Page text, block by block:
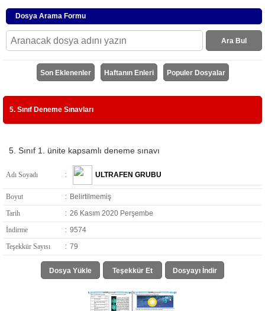
Dosya Arama Formu
Ara Bul
Son Eklenenler Haftanın Enleri Populer Dosyalar
5. Sınıf Deneme Sınavları
5. Sınıf 1. ünite kapsamlı deneme sınavı
Adı Soyadı : ULTRAFEN GRUBU
Boyut : Belirtilmemiş
Tarih
: 26 Kasım 2020 Perşembe
İndirme
: 9574
Teşekkür Sayısı
: 79
Dosya Yükle Teşekkür Et Dosyayı İndir